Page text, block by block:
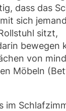
dass das
sich
sitzt,
bewegen
von
Möbeln
im